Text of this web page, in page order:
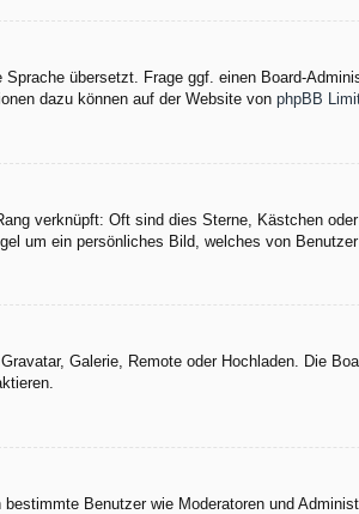
übersetzt. Frage ggf. einen Board-
dazu können auf der Website von phpBB
verknüpft: Oft sind dies Sterne, Kästchen
um ein persönliches Bild, welches von
Galerie, Remote oder Hochladen. Die
Benutzer wie Moderatoren und